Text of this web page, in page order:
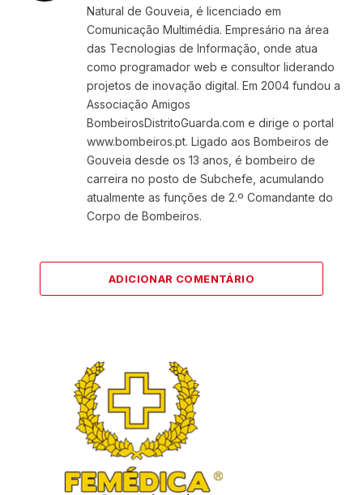
Natural de Gouveia, é licenciado em
Comunicação Multimédia. Empresário na área
das Tecnologias de Informação, onde atua
como programador web e consultor liderando
projetos de inovação digital. Em 2004 fundou a
Associação Amigos
BombeirosDistritoGuarda.com e dirige o portal
www.bombeiros.pt. Ligado aos Bombeiros de
Gouveia desde os 13 anos, é bombeiro de
carreira no posto de Subchefe, acumulando
atualmente as funções de 2.º Comandante do
Corpo de Bombeiros.
ADICIONAR COMENTÁRIO